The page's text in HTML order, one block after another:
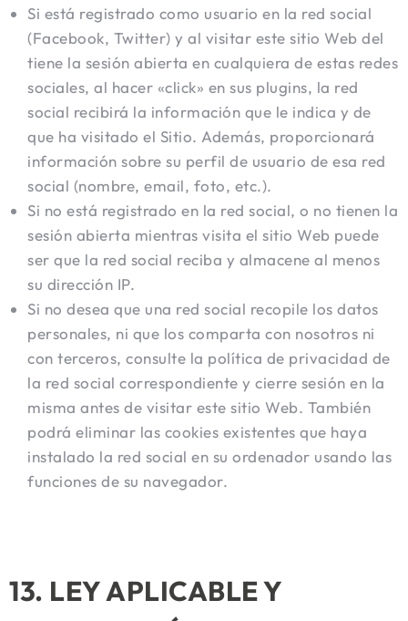
Si está registrado como usuario en la red social
(Facebook, Twitter) y al visitar este sitio Web del
tiene la sesión abierta en cualquiera de estas redes
sociales, al hacer «click» en sus plugins, la red
social recibirá la información que le indica y de
que ha visitado el Sitio. Además, proporcionará
información sobre su perfil de usuario de esa red
social (nombre, email, foto, etc.).
Si no está registrado en la red social, o no tienen la
sesión abierta mientras visita el sitio Web puede
ser que la red social reciba y almacene al menos
su dirección IP.
Si no desea que una red social recopile los datos
personales, ni que los comparta con nosotros ni
con terceros, consulte la política de privacidad de
la red social correspondiente y cierre sesión en la
misma antes de visitar este sitio Web. También
podrá eliminar las cookies existentes que haya
instalado la red social en su ordenador usando las
funciones de su navegador.
13. LEY APLICABLE Y